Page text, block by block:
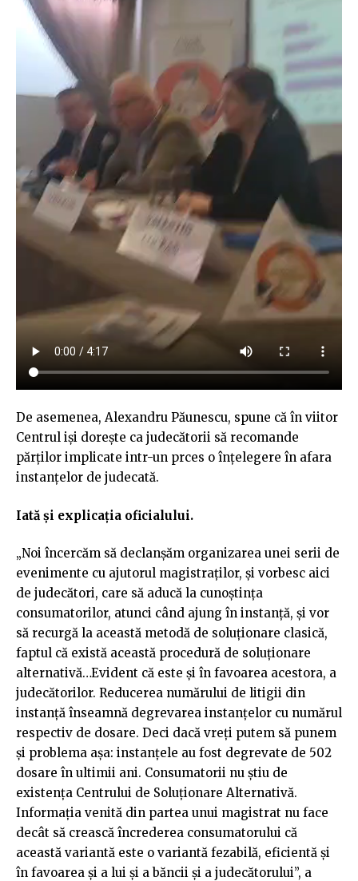
De asemenea, Alexandru Păunescu, spune că în viitor
Centrul iși dorește ca judecătorii să recomande
părților implicate intr-un prces o înțelegere în afara
instanțelor de judecată.
Iată și explicația oficialului.
„Noi încercăm să declanşăm organizarea unei serii de
evenimente cu ajutorul magistraţilor, şi vorbesc aici
de judecători, care să aducă la cunoştinţa
consumatorilor, atunci când ajung în instanţă, şi vor
să recurgă la această metodă de soluţionare clasică,
faptul că există această procedură de soluţionare
alternativă…Evident că este şi în favoarea acestora, a
judecătorilor. Reducerea numărului de litigii din
instanţă înseamnă degrevarea instanţelor cu numărul
respectiv de dosare. Deci dacă vreţi putem să punem
şi problema aşa: instanţele au fost degrevate de 502
dosare în ultimii ani. Consumatorii nu ştiu de
existenţa Centrului de Soluţionare Alternativă.
Informaţia venită din partea unui magistrat nu face
decât să crească încrederea consumatorului că
această variantă este o variantă fezabilă, eficientă şi
în favoarea şi a lui şi a băncii şi a judecătorului”, a